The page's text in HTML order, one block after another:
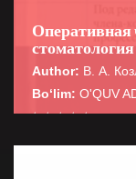
Оперативная
стоматология
Author: В. А.
Bo‘lim: O'QUV
☆
☆
☆
☆
☆